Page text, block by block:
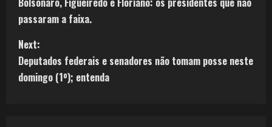
passaram a faixa.
Next:
Deputados federais e senadores não tomam posse neste
domingo (1º); entenda